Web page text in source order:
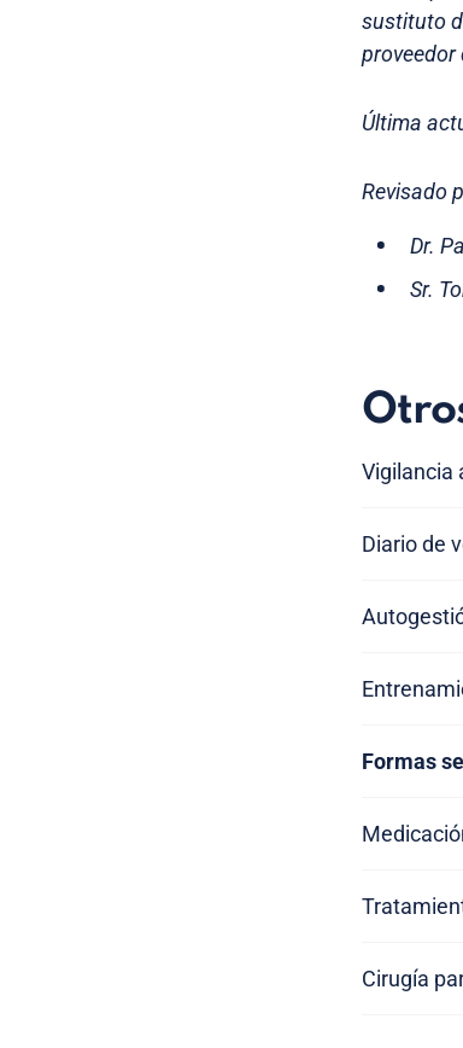
sustituto
proveedor
Última
Revisado
Dr.
Sr.
Vigilancia
Diario de
Formas
Cirugía